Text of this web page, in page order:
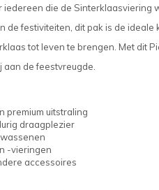
die de Sinterklaasviering
festiviteiten, dit pak is de ideale
tot leven te brengen. Met dit
aan de feestvreugde.
premium uitstraling
draagplezier
-vieringen
accessoires